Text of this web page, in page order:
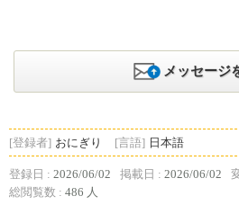
メッセージ
[登録者] おにぎり [言語] 日本語
登録日 : 2026/06/02 掲載日 : 2026/06/02
総閲覧数 : 486 人